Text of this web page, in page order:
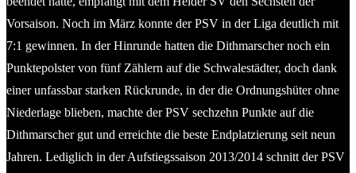
Vorsaison. Noch im März konnte der PSV in der Liga deutlich mit
7:1 gewinnen. In der Hinrunde hatten die Dithmarscher noch ein
Punktepolster von fünf Zählern auf die Schwalestädter, doch dank
einer unfassbar starken Rückrunde, in der die Ordnungshüter ohne
Niederlage blieben, machte der PSV sechzehn Punkte auf die
Dithmarscher gut und erreichte die beste Endplatzierung seit neun
Jahren. Lediglich in der Aufstiegssaison 2013/2014 schnitt der PSV